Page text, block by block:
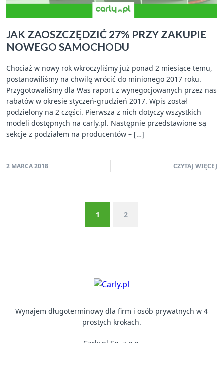
JAK ZAOSZCZĘDZIĆ 27% PRZY ZAKUPIE
NOWEGO SAMOCHODU
Chociaż w nowy rok wkroczyliśmy już ponad 2 miesiące temu,
postanowiliśmy na chwilę wrócić do minionego 2017 roku.
Przygotowaliśmy dla Was raport z wynegocjowanych przez nas
rabatów w okresie styczeń-grudzień 2017. Wpis został
podzielony na 2 części. Pierwsza z nich dotyczy wszystkich
modeli dostępnych na carly.pl. Następnie przedstawione są
sekcje z podziałem na producentów – […]
2 MARCA 2018 CZYTAJ WIĘCEJ
1 2
Wynajem długoterminowy dla firm i osób prywatnych w 4
prostych krokach.
Carly.pl Sp. z o.o.